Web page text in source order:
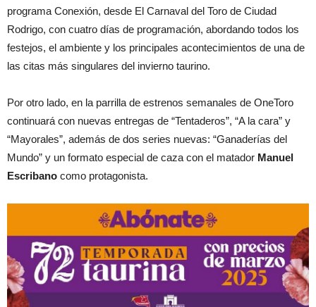
programa Conexión, desde El Carnaval del Toro de Ciudad
Rodrigo, con cuatro días de programación, abordando todos los
festejos, el ambiente y los principales acontecimientos de una de
las citas más singulares del invierno taurino.
Por otro lado, en la parrilla de estrenos semanales de OneToro
continuará con nuevas entregas de “Tentaderos”, “A la cara” y
“Mayorales”, además de dos series nuevas: “Ganaderías del
Mundo” y un formato especial de caza con el matador Manuel
Escribano como protagonista.